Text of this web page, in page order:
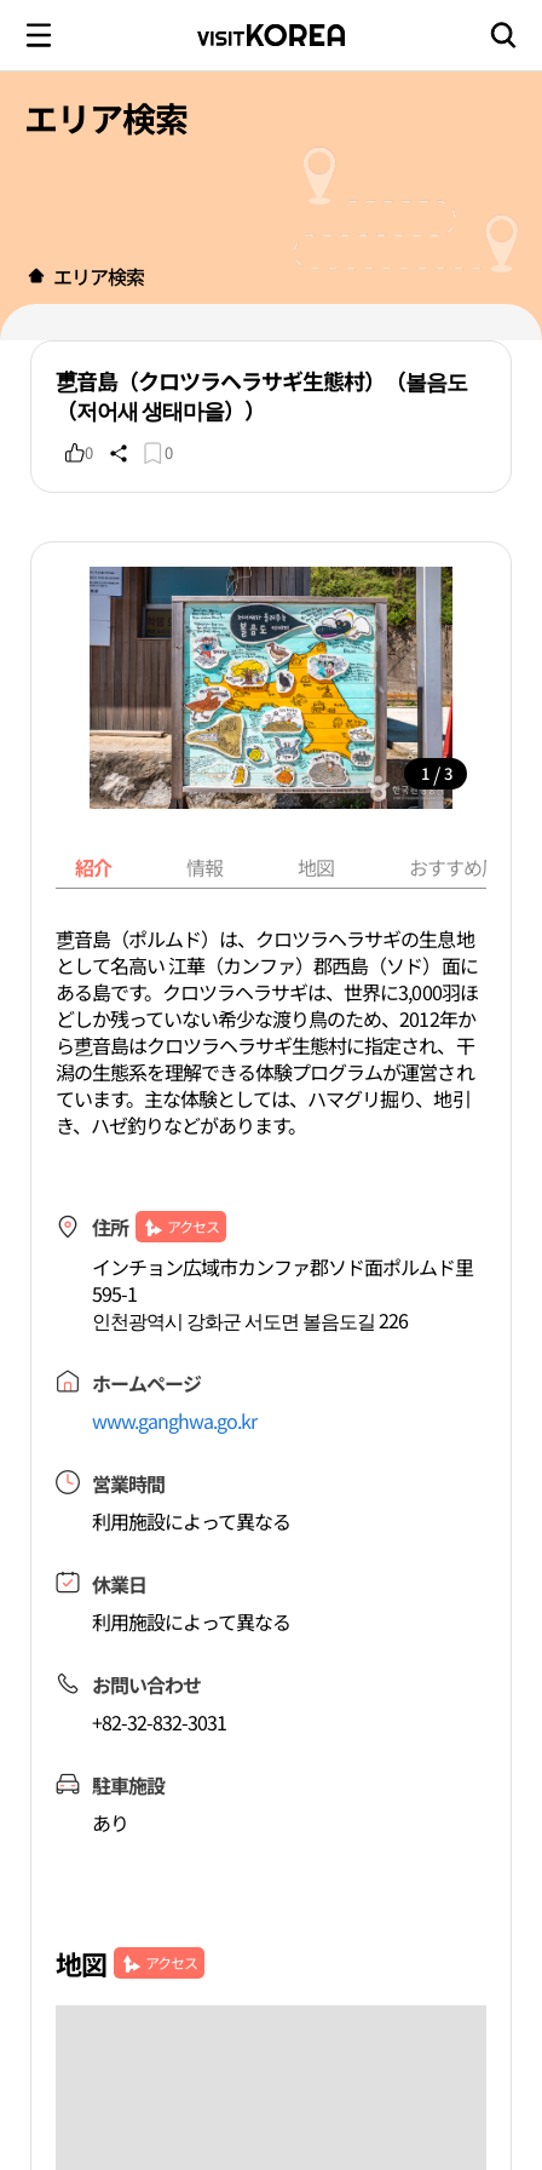
エリア検索
エリア検索
乶音島（クロツラヘラサギ生態村）（볼음도
（저어새 생태마을））
0 0
1 / 3
紹介 情報 地図 おすすめ周辺
乶音島（ポルムド）は、クロツラヘラサギの生息地
として名高い 江華（カンファ）郡西島（ソド）面に
ある島です。クロツラヘラサギは、世界に3,000羽ほ
どしか残っていない希少な渡り鳥のため、2012年か
ら乶音島はクロツラヘラサギ生態村に指定され、干
潟の生態系を理解できる体験プログラムが運営され
ています。主な体験としては、ハマグリ掘り、地引
き、ハゼ釣りなどがあります。
住所 アクセス
インチョン広域市カンファ郡ソド面ポルムド里
595-1
인천광역시 강화군 서도면 볼음도길 226
ホームページ
www.ganghwa.go.kr
営業時間
利用施設によって異なる
休業日
利用施設によって異なる
お問い合わせ
+82-32-832-3031
駐車施設
あり
地図 アクセス